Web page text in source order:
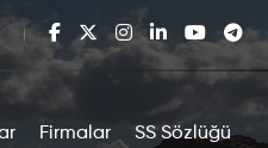
Firmalar SS Sözlüğü